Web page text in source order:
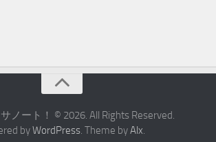
ノート！ © 2026. All Rights Reserved.
byWordPress. Theme byAlx.